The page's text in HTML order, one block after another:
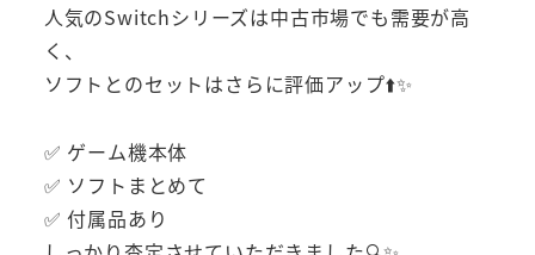
人気のSwitchシリーズは中古市場でも需要が高
く、
ソフトとのセットはさらに評価アップ⬆️✨
✅ ゲーム機本体
✅ ソフトまとめて
✅ 付属品あり